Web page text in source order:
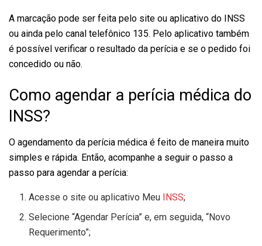
A marcação pode ser feita pelo site ou aplicativo do INSS
ou ainda pelo canal telefônico 135. Pelo aplicativo também
é possível verificar o resultado da perícia e se o pedido foi
concedido ou não.
Como agendar a perícia médica do
INSS?
O agendamento da perícia médica é feito de maneira muito
simples e rápida. Então, acompanhe a seguir o passo a
passo para agendar a perícia:
Acesse o site ou aplicativo Meu INSS;
Selecione “Agendar Perícia” e, em seguida, “Novo
Requerimento”;